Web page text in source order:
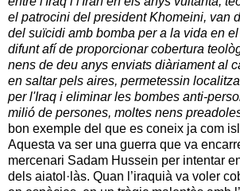
el patrocini del president Khomeini, van
del suïcidi amb bomba per a la vida en
difunt afí de proporcionar cobertura
nens de deu anys enviats diàriament al
en saltar pels aires, permetessin
per l'Iraq i eliminar les bombes anti-
milió de persones, moltes nens
bon exemple del que es coneix ja com
Aquesta va ser una guerra que va
mercenari Sadam Hussein per intentar
dels aiatol·làs. Quan l’iraquià va voler